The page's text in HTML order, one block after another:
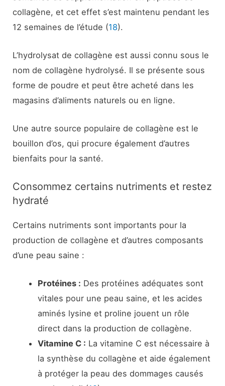
collagène, et cet effet s’est maintenu pendant les
12 semaines de l’étude (18).
L’hydrolysat de collagène est aussi connu sous le
nom de collagène hydrolysé. Il se présente sous
forme de poudre et peut être acheté dans les
magasins d’aliments naturels ou en ligne.
Une autre source populaire de collagène est le
bouillon d’os, qui procure également d’autres
bienfaits pour la santé.
Consommez certains nutriments et restez
hydraté
Certains nutriments sont importants pour la
production de collagène et d’autres composants
d’une peau saine :
Protéines : Des protéines adéquates sont
vitales pour une peau saine, et les acides
aminés lysine et proline jouent un rôle
direct dans la production de collagène.
Vitamine C : La vitamine C est nécessaire à
la synthèse du collagène et aide également
à protéger la peau des dommages causés